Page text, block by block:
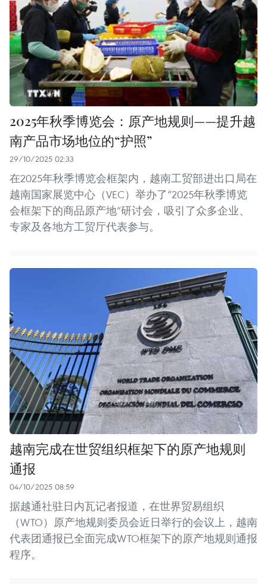
2025年秋季博览会：原产地规则——提升越
南产品市场地位的“护照”
29/10/2025 02:33
在2025年秋季博览会框架内，越南工贸部进出口局在
越南国家展览中心（VEC）举办了“2025年秋季博览
会框架下的商品原产地”研讨会，吸引了众多企业、
专家及各地方工贸厅代表参与。
越南完成在世贸组织框架下的原产地规则
通报
04/10/2025 08:59
据越通社驻日内瓦记者报道，在世界贸易组织
（WTO）原产地规则委员会近日举行的会议上，越南
代表团通报已全面完成WTO框架下的原产地规则通报
程序。